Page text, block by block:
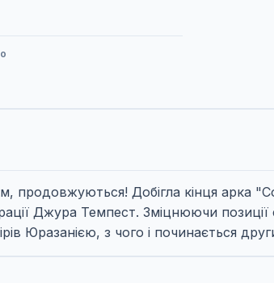
продовжуються! Добігла кінця арка
Джура Темпест. Зміцнюючи позиції
Юразанією, з чого і починається